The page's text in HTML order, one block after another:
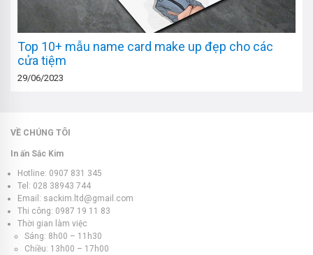
Top 10+ mẫu name card make up đẹp cho các
cửa tiệm
29/06/2023
VỀ CHÚNG TÔI
In ấn Sắc Kim
Hotline: 0907 831 345
Tel: 028 38943 744
Email: sackim.ltd@gmail.com
Thi công: 0987 19 11 83
Thời gian làm việc
Sáng: 8h00 – 11h30
Chiều: 13h00 – 17h00